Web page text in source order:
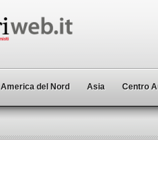
America del Nord Asia Centro